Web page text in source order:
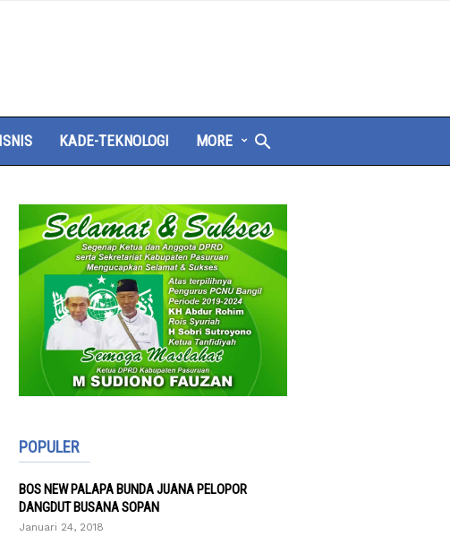
KADE-TEKNOLOGI MORE
POPULER
BOS NEW PALAPA BUNDA JUANA PELOPOR
DANGDUT BUSANA SOPAN
Januari 24, 2018